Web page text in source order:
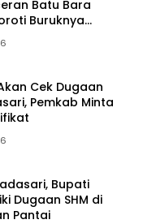
Batu Bara
Buruknya
Cek Dugaan
Pemkab Minta
Bupati
Dugaan SHM di
Pantai